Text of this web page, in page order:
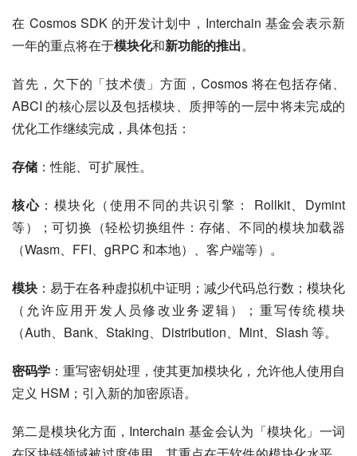
在 Cosmos SDK 的开发计划中，Interchain 基金会表示新
一年的重点将在于模块化和新功能的推出。
首先，欠下的「技术债」方面，Cosmos 将在包括存储、
ABCI 的核心层以及包括模块、质押等的一层中将未完成的
优化工作继续完成，具体包括：
存储 ：性能、可扩展性。
核心 ：模块化（使用不同的共识引擎： Rollkit、Dymint
等）；可切换（轻松切换组件：存储、不同的模块加载器
（Wasm、FFI、gRPC 和本地）、客户端等）。
模块 ：易于在各种虚拟机中证明；减少代码总行数；模块化
（允许应用开发人员修改业务逻辑）；重写传统模块
（Auth、Bank、Staking、Distribution、Mint、Slash 等。
密码学 ：重写密钥处理，使其更加模块化，允许他人使用自
定义 HSM；引入新的加密原语。
第二是模块化方面，Interchain 基金会认为「模块化」一词